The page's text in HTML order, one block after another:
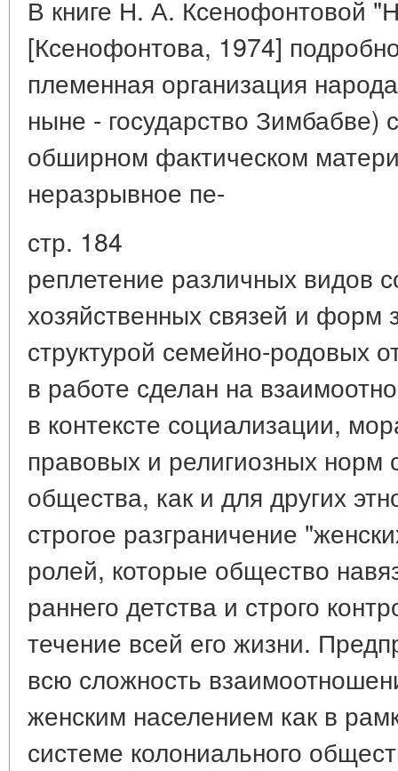
В книге Н. А. Ксенофонтовой
[Ксенофонтова, 1974]
племенная организация
ныне - государство
обширном фактическом
неразрывное пе-
стр. 184
реплетение различных видов
хозяйственных связей и форм
структурой семейно-родовых
в работе сделан на
в контексте социализации,
правовых и религиозных норм
общества, как и для других
строгое разграничение
ролей, которые общество
раннего детства и строго
течение всей его жизни.
всю сложность
женским населением как в
системе колониального